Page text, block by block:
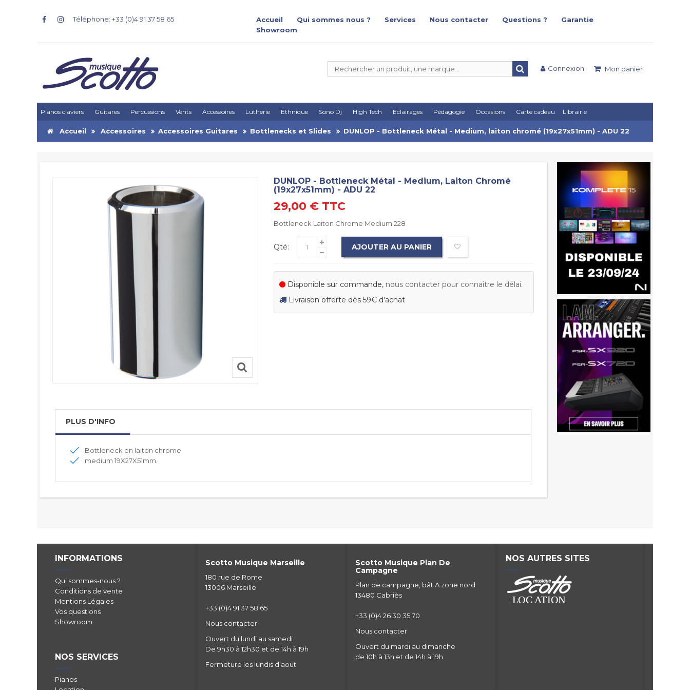
Téléphone: +33 (0)4 91 37 58 65 Accueil Qui sommes nous ? Services Nous contacter Questions ?
Garantie
Showroom
Mon panier
Connexion
Pianos claviers Guitares Percussions Vents Accessoires Lutherie Ethnique Sono Dj High Tech Eclairages Pédagogie Occasions Carte cadeau Librairie
Accueil Accessoires Accessoires Guitares Bottlenecks et Slides DUNLOP - Bottleneck Métal - Medium, laiton chromé (19x27x51mm) - ADU 22
DUNLOP - Bottleneck Métal - Medium, Laiton Chromé
(19x27x51mm) - ADU 22
29,00 € TTC
Bottleneck Laiton Chrome Medium 228
Qté: AJOUTER AU PANIER
Disponible sur commande, nous contacter pour connaître le délai.
Livraison offerte dès 59€ d'achat
PLUS D'INFO
Bottleneck en laiton chrome
medium 19X27X51mm.
INFORMATIONS
Qui sommes-nous ?
Conditions de vente
Mentions Légales
Vos questions
Showroom
NOS SERVICES
Pianos
Scotto Musique Marseille
180 rue de Rome
13006 Marseille
+33 (0)4 91 37 58 65
Nous contacter
Ouvert du lundi au samedi
De 9h30 à 12h30 et de 14h à 19h
Fermeture les lundis d'aout
Scotto Musique Plan De
Campagne
Plan de campagne, bât A zone nord
13480 Cabriès
+33 (0)4 26 30 35 70
Nous contacter
Ouvert du mardi au dimanche
de 10h à 13h et de 14h à 19h
NOS AUTRES SITES